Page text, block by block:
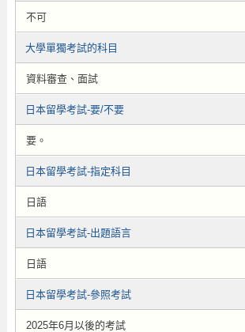
不可
大學單獨考試的科目
資料審查、面試
日本留學考試-要/不要
要。
日本留學考試-指定科目
日語
日本留學考試-出題語言
日語
日本留學考試-參照考試
2025年6月以後的考試